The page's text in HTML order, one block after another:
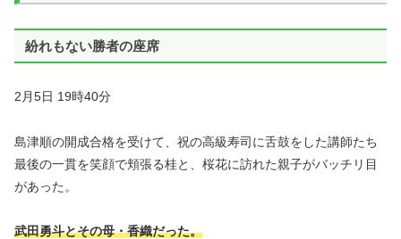
紛れもない勝者の座席
2月5日 19時40分
島津順の開成合格を受けて、祝の高級寿司に舌鼓をした講師たち
最後の一貫を笑顔で頬張る桂と、桜花に訪れた親子がバッチリ目
があった。
武田勇斗とその母・香織だった。